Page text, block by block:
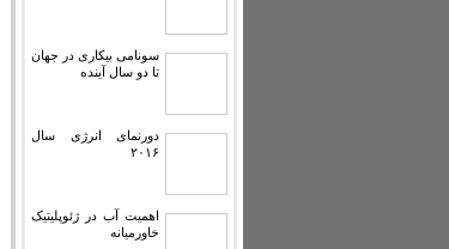
سونامی بیکاری در جهان
تا دو سال آینده
دورنمای انرژی سال
۲۰۱۶
اهمیت آب در ژئوپلیتیک
خاورمیانه